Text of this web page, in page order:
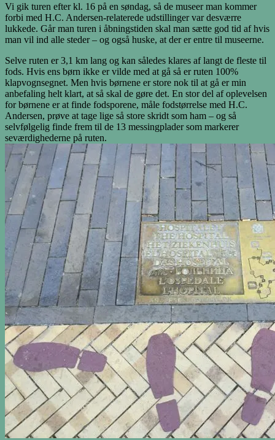
Vi gik turen efter kl. 16 på en søndag, så de museer man kommer
forbi med H.C. Andersen-relaterede udstillinger var desværre
lukkede. Går man turen i åbningstiden skal man sætte god tid af hvis
man vil ind alle steder – og også huske, at der er entre til museerne.
Selve ruten er 3,1 km lang og kan således klares af langt de fleste til
fods. Hvis ens børn ikke er vilde med at gå så er ruten 100%
klapvognsegnet. Men hvis børnene er store nok til at gå er min
anbefaling helt klart, at så skal de gøre det. En stor del af oplevelsen
for børnene er at finde fodsporene, måle fodstørrelse med H.C.
Andersen, prøve at tage lige så store skridt som ham – og så
selvfølgelig finde frem til de 13 messingplader som markerer
seværdighederne på ruten.